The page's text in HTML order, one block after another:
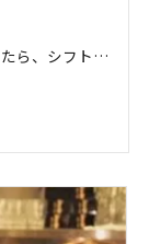
ホールやキッチン作業を行います。 慣れてきたら、シフト管理や店舗全体の 運営にチャレンジしていきましょう。店長経験を積んでもらったら独立に向けて更にステップアップしましょう‼️ もちろん一緒に風林火山グループを大きくして行きたい方も大歓迎です。